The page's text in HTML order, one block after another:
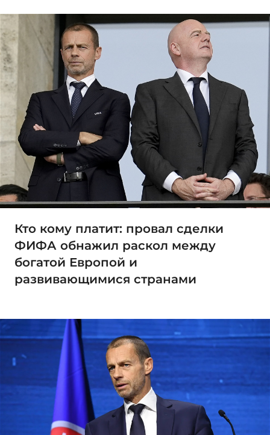
Кто кому платит: провал сделки
ФИФА обнажил раскол между
богатой Европой и
развивающимися странами